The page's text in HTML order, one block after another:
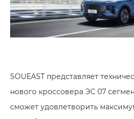
SOUEAST представляет
нового кроссовера ЭC 07
сможет удовлетворить